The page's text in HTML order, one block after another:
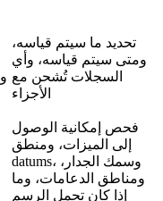
تحديد ما سيتم قياسه،
ومتى سيتم قياسه، وأي
السجلات تُشحن مع
الأجزاء
فحص إمكانية الوصول
إلى الميزات، ومنطق
datums، وسمك الجدار،
ومناطق الدعامات، وما
إذا كان تحمل الرسم